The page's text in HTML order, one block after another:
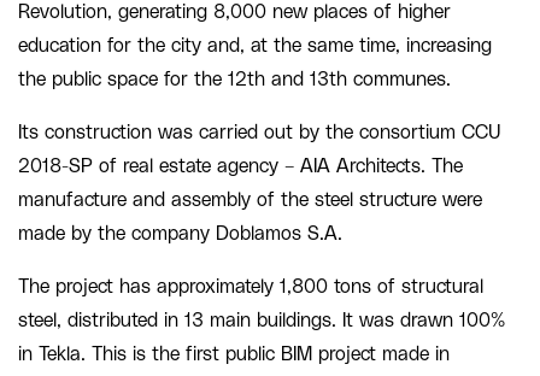
Revolution, generating 8,000 new places of higher
education for the city and, at the same time, increasing
the public space for the 12th and 13th communes.
Its construction was carried out by the consortium CCU
2018-SP of real estate agency – AIA Architects. The
manufacture and assembly of the steel structure were
made by the company Doblamos S.A.
The project has approximately 1,800 tons of structural
steel, distributed in 13 main buildings. It was drawn 100%
in Tekla. This is the first public BIM project made in